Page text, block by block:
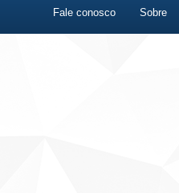
Fale conosco Sobre